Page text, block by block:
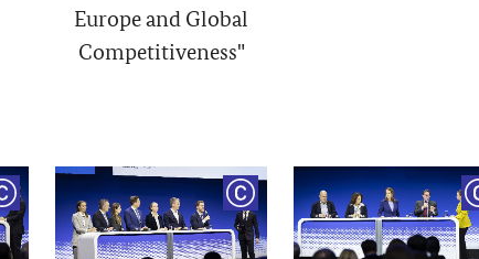
Europe and Global
Competitiveness"
COPYRIGHT COPYRIGHT